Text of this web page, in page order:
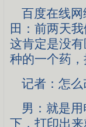
百度在线网
田：前两天
这肯定是没
种的一个药，
记者：怎么
男：就是用
下，打印出来